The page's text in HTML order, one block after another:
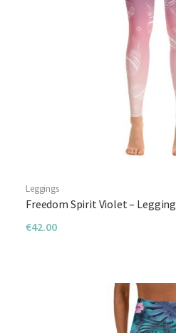
Leggings
Freedom Spirit Violet – Legging
€42.00